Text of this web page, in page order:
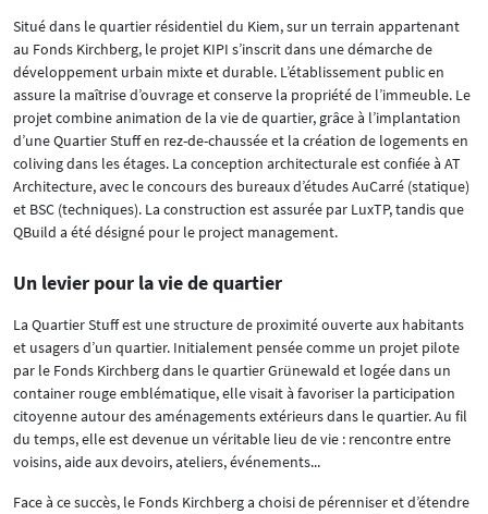
Situé dans le quartier résidentiel du Kiem, sur un terrain appartenant
au Fonds Kirchberg, le projet KIPI s’inscrit dans une démarche de
développement urbain mixte et durable. L’établissement public en
assure la maîtrise d’ouvrage et conserve la propriété de l’immeuble. Le
projet combine animation de la vie de quartier, grâce à l’implantation
d’une Quartier Stuff en rez-de-chaussée et la création de logements en
coliving dans les étages. La conception architecturale est confiée à AT
Architecture, avec le concours des bureaux d’études AuCarré (statique)
et BSC (techniques). La construction est assurée par LuxTP, tandis que
QBuild a été désigné pour le project management.
Un levier pour la vie de quartier
La Quartier Stuff est une structure de proximité ouverte aux habitants
et usagers d’un quartier. Initialement pensée comme un projet pilote
par le Fonds Kirchberg dans le quartier Grünewald et logée dans un
container rouge emblématique, elle visait à favoriser la participation
citoyenne autour des aménagements extérieurs dans le quartier. Au fil
du temps, elle est devenue un véritable lieu de vie : rencontre entre
voisins, aide aux devoirs, ateliers, événements...
Face à ce succès, le Fonds Kirchberg a choisi de pérenniser et d’étendre